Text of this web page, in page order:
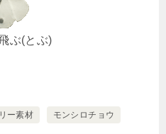
ぶ(とぶ)
ー素材 モンシロチョウ